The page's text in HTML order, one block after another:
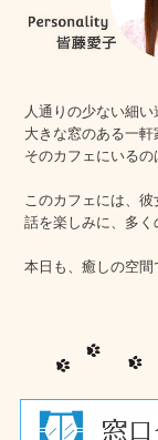
人通りの少ない細
大きな窓のある一軒
そのカフェにいるの
このカフェには、
話を楽しみに、多く
本日も、癒しの空間